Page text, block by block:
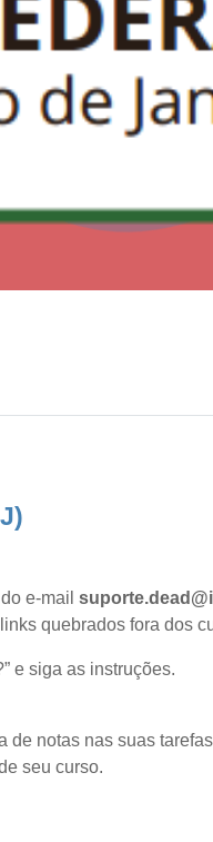
e-mail
quebrados fora dos
e siga as instruções.
notas nas suas
seu curso.